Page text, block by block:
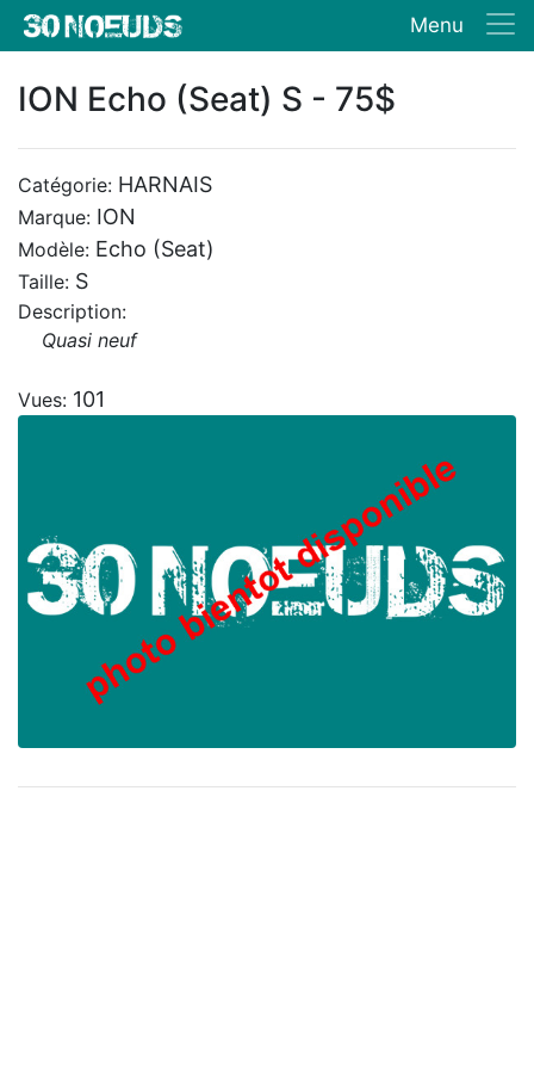
Menu
ION Echo (Seat) S - 75$
Catégorie: HARNAIS
Marque: ION
Modèle: Echo (Seat)
Taille: S
Description:
Quasi neuf
Vues: 101